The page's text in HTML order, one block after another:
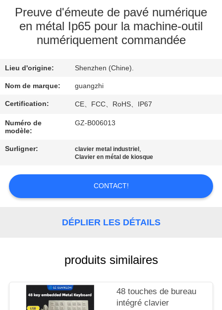
VISITE
D'USINE
DE
QUALITÉ
CONTACTEZ-
NOUS
UNE
CITATION
PRIVACY
Preuve d'émeute de pavé numérique
en métal Ip65 pour la machine-outil
numériquement commandée
Lieu d'origine: Shenzhen (Chine).
Nom de marque: guangzhi
Certification: CE、FCC、RoHS、IP67
Numéro de
modèle:
GZ-B006013
Surligner: clavier metal industriel ,
Clavier en métal de kiosque
CONTACT!
DÉPLIER LES DÉTAILS
produits similaires
48 touches de bureau
intégré clavier